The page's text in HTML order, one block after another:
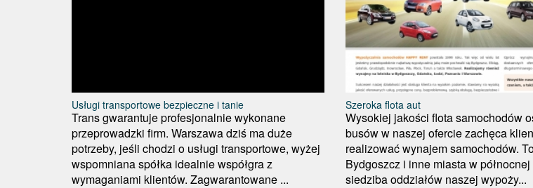
Usługi transportowe bezpieczne i tanie
Trans gwarantuje profesjonalnie wykonane
przeprowadzki firm. Warszawa dziś ma duże
potrzeby, jeśli chodzi o usługi transportowe, wyżej
wspomniana spółka idealnie współgra z
wymaganiami klientów. Zagwarantowane ...
Szeroka flota aut
Wysokiej jakości flota samochodów
busów w naszej ofercie zachęca
realizować wynajem samochodów.
Bydgoszcz i inne miasta w
siedziba oddziałów naszej wypoży...